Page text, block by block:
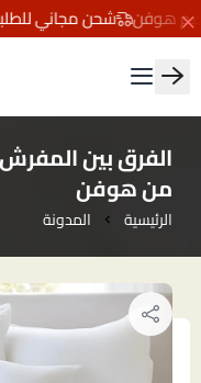
شحن مجاني للطلبات فوق 299 ريال
الفرق بين
من هوفن
الرئيسية المدونة